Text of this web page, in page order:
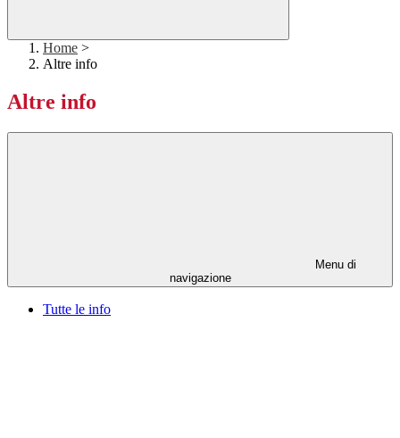
Home >
Altre info
Altre info
Menu di
navigazione
Tutte le info